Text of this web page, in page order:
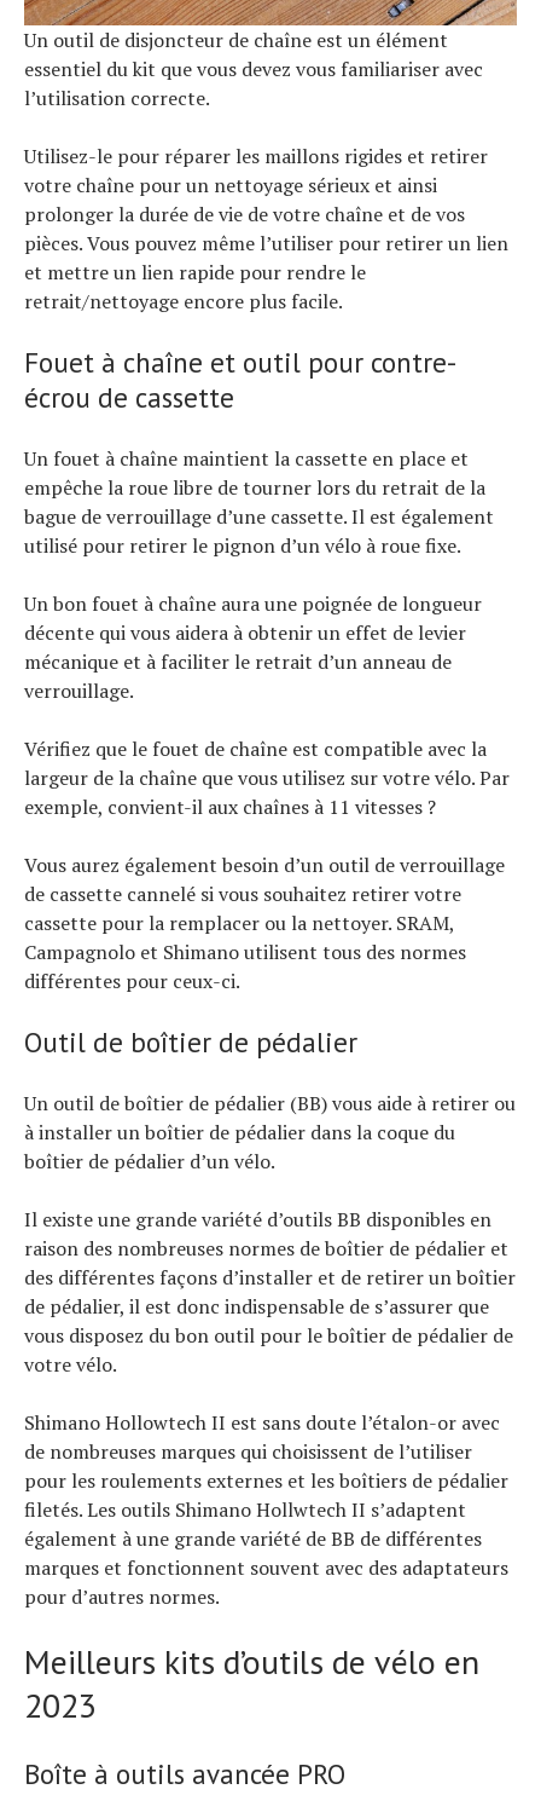
Un outil de disjoncteur de chaîne est un élément
essentiel du kit que vous devez vous familiariser avec
l’utilisation correcte.
Utilisez-le pour réparer les maillons rigides et retirer
votre chaîne pour un nettoyage sérieux et ainsi
prolonger la durée de vie de votre chaîne et de vos
pièces. Vous pouvez même l’utiliser pour retirer un lien
et mettre un lien rapide pour rendre le
retrait/nettoyage encore plus facile.
Fouet à chaîne et outil pour contre-
écrou de cassette
Un fouet à chaîne maintient la cassette en place et
empêche la roue libre de tourner lors du retrait de la
bague de verrouillage d’une cassette. Il est également
utilisé pour retirer le pignon d’un vélo à roue fixe.
Un bon fouet à chaîne aura une poignée de longueur
décente qui vous aidera à obtenir un effet de levier
mécanique et à faciliter le retrait d’un anneau de
verrouillage.
Vérifiez que le fouet de chaîne est compatible avec la
largeur de la chaîne que vous utilisez sur votre vélo. Par
exemple, convient-il aux chaînes à 11 vitesses ?
Vous aurez également besoin d’un outil de verrouillage
de cassette cannelé si vous souhaitez retirer votre
cassette pour la remplacer ou la nettoyer. SRAM,
Campagnolo et Shimano utilisent tous des normes
différentes pour ceux-ci.
Outil de boîtier de pédalier
Un outil de boîtier de pédalier (BB) vous aide à retirer ou
à installer un boîtier de pédalier dans la coque du
boîtier de pédalier d’un vélo.
Il existe une grande variété d’outils BB disponibles en
raison des nombreuses normes de boîtier de pédalier et
des différentes façons d’installer et de retirer un boîtier
de pédalier, il est donc indispensable de s’assurer que
vous disposez du bon outil pour le boîtier de pédalier de
votre vélo.
Shimano Hollowtech II est sans doute l’étalon-or avec
de nombreuses marques qui choisissent de l’utiliser
pour les roulements externes et les boîtiers de pédalier
filetés. Les outils Shimano Hollwtech II s’adaptent
également à une grande variété de BB de différentes
marques et fonctionnent souvent avec des adaptateurs
pour d’autres normes.
Meilleurs kits d’outils de vélo en
2023
Boîte à outils avancée PRO
Actualités
Technologies
Tests de produits
Conseils
Tendances
Tous nos articles
À propos